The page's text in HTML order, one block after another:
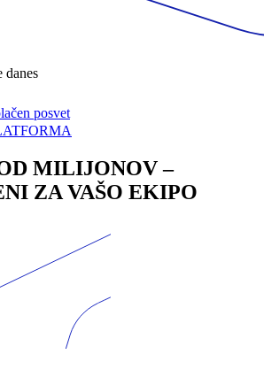
danes
posvet
MILIJONOV –
ZA VAŠO EKIPO